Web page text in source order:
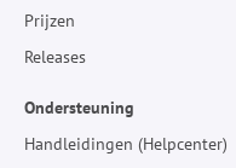
Prijzen
Releases
Ondersteuning
Handleidingen (Helpcenter)